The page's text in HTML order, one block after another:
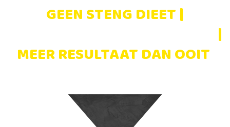
GEEN STENG DIEET |
|
MEER RESULTAAT DAN OOIT